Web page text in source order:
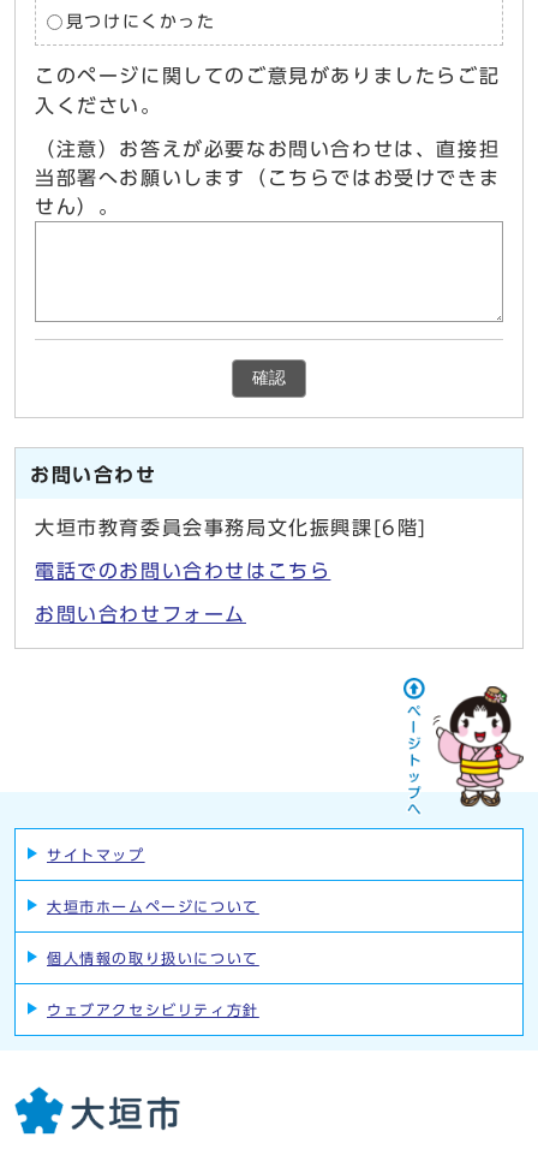
見つけにくかった
このページに関してのご意見がありましたらご記
入ください。
（注意）お答えが必要なお問い合わせは、直接担
当部署へお願いします（こちらではお受けできま
せん）。
確認
お問い合わせ
大垣市教育委員会事務局文化振興課[6階]
電話でのお問い合わせはこちら
お問い合わせフォーム
サイトマップ
大垣市ホームページについて
個人情報の取り扱いについて
ウェブアクセシビリティ方針